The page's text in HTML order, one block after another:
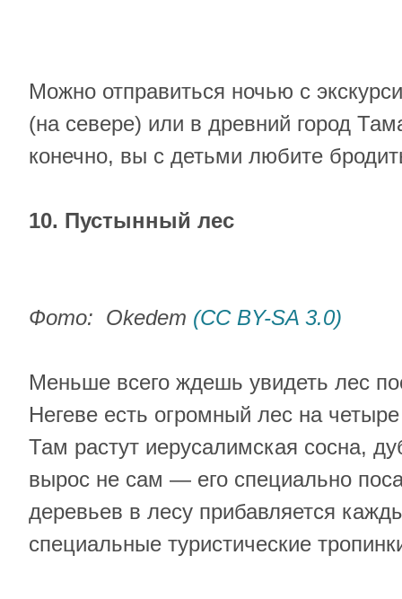
Можно отправиться ночью с
(на севере) или в древний город
конечно, вы с детьми любите
10. Пустынный лес
Фото: Okedem (CC BY-SA 3.0)
Меньше всего ждешь увидеть лес
Негеве есть огромный лес на
Там растут иерусалимская сосна,
вырос не сам — его специально
деревьев в лесу прибавляется
специальные туристические